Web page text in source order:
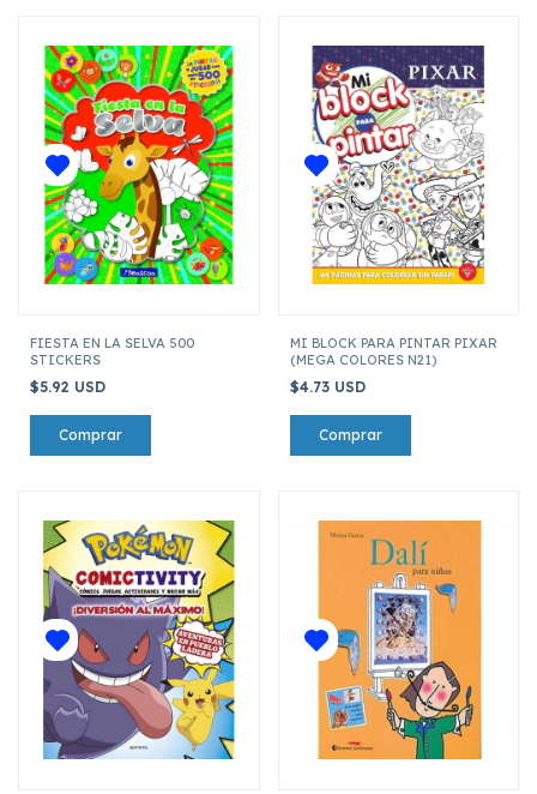
FIESTA EN LA SELVA 500
STICKERS
$5.92 USD
MI BLOCK PARA PINTAR PIXAR
(MEGA COLORES N21)
$4.73 USD